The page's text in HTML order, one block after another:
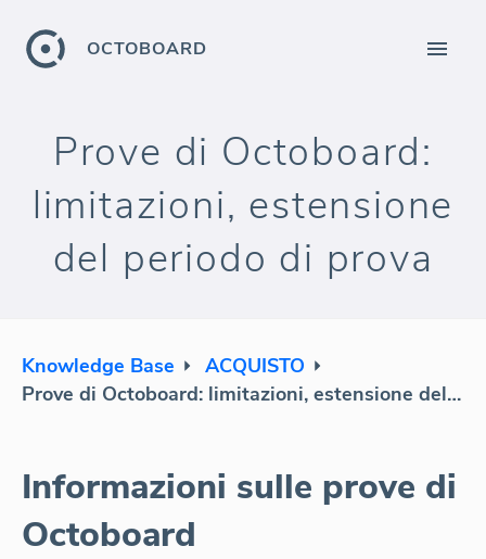
OCTOBOARD
Prove di Octoboard:
limitazioni, estensione
del periodo di prova
Knowledge Base
ACQUISTO
Prove di Octoboard: limitazioni, estensione del periodo di prova
Informazioni sulle prove di
Octoboard